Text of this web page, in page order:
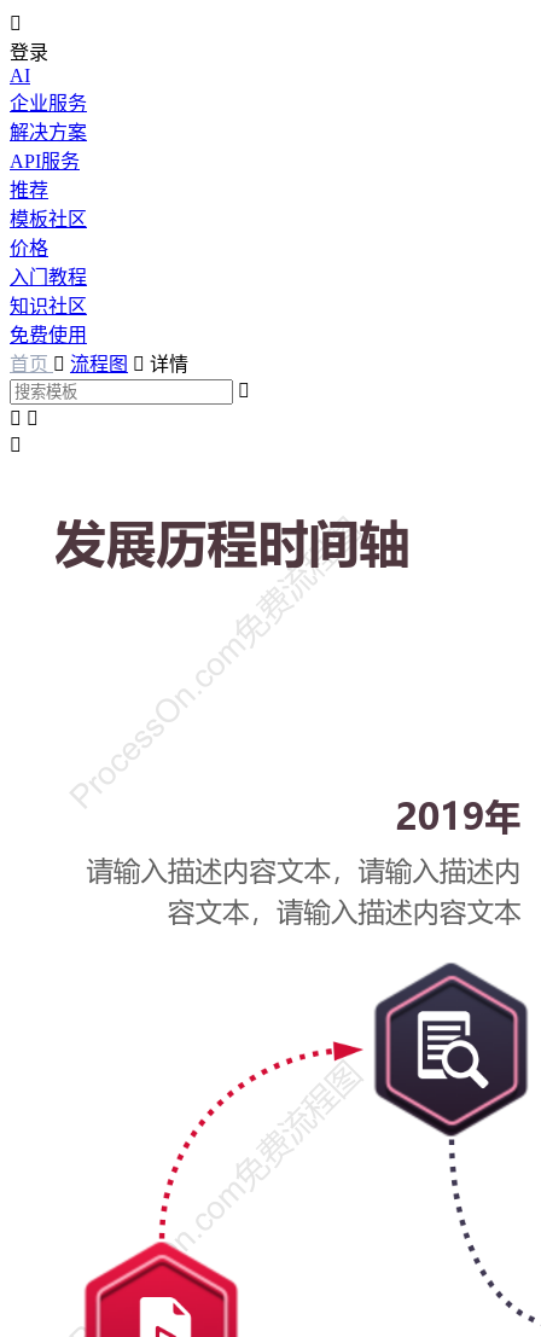

登录
AI
企业服务
解决方案
API服务
推荐
模板社区
价格
入门教程
知识社区
免费使用
首页  流程图  详情

 
